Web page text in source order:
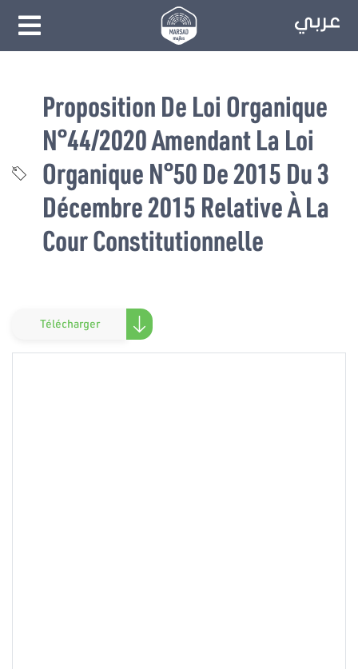
Proposition De Loi Organique
N°44/2020 Amendant La Loi
Organique N°50 De 2015 Du 3
Décembre 2015 Relative À La
Cour Constitutionnelle
Télécharger